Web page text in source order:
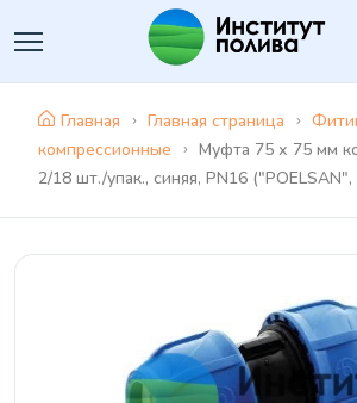
Главная Главная страница
компрессионные
Муфта 75 х 75 мм
2/18 шт./упак., синяя, PN16